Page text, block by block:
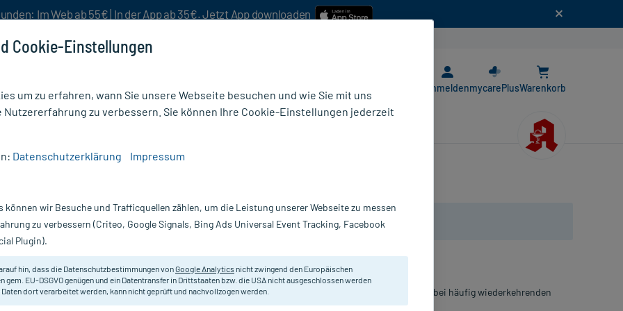
Im Web ab 55€ | In der App ab 35€. Jetzt App downloaden
AnmeldenmycarePlusWarenkorb
Nur für kurze Zeit:Gratis-Versand* ab 19€ Mindestbestellwert!
2 g 1 A Pharma
Creme zur lindernden Behandlung von Schmerzen und Juckreiz bei häufig wiederkehrenden
Herpesinfektionen mit Bläschenbildung im Lippenbereich.
Cookie-Einstellungen
um zu erfahren, wann Sie unsere Webseite besuchen und wie Sie mit uns
Nutzererfahrung zu verbessern. Sie können Ihre Cookie-Einstellungen jederzeit
Datenschutzerklärung Impressum
können wir Besuche und Trafficquellen zählen, um die Leistung unserer Webseite zu messen
zu verbessern (Criteo, Google Signals, Bing Ads Universal Event Tracking, Facebook
Plugin).
hin, dass die Datenschutzbestimmungen vonGoogle Analytics nicht zwingend den Europäischen
gem. EU-DSGVO genügen und ein Datentransfer in Drittstaaten bzw. die USA nicht ausgeschlossen werden
Daten dort verarbeitet werden, kann nicht geprüft und nachvollzogen werden.